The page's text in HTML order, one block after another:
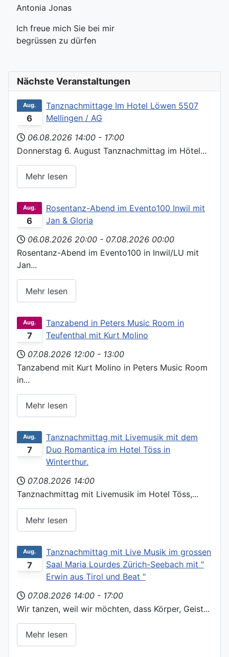
Antonia Jonas
Ich freue mich Sie bei mir
begrüssen zu dürfen
Nächste Veranstaltungen
6
Aug.
Tanznachmittage Im Hotel Löwen 5507
Mellingen / AG
06.08.2026 14:00 - 17:00
Donnerstag 6. August Tanznachmittag im Hötel...
Mehr lesen
6
Aug.
Rosentanz-Abend im Evento100 Inwil mit
Jan & Gloria
06.08.2026 20:00 - 07.08.2026 00:00
Rosentanz-Abend im Evento100 in Inwil/LU mit
Jan...
Mehr lesen
7
Aug.
Tanzabend in Peters Music Room in
Teufenthal mit Kurt Molino
07.08.2026 12:00 - 13:00
Tanzabend mit Kurt Molino in Peters Music Room
in...
Mehr lesen
7
Aug.
Tanznachmittag mit Livemusik mit dem
Duo Romantica im Hotel Töss in
Winterthur.
07.08.2026 14:00
Tanznachmittag mit Livemusik im Hotel Töss,...
Mehr lesen
7
Aug.
Tanznachmittag mit Live Musik im grossen
Saal Maria Lourdes Zürich-Seebach mit "
Erwin aus Tirol und Beat "
07.08.2026 14:00 - 17:00
Wir tanzen, weil wir möchten, dass Körper, Geist...
Mehr lesen